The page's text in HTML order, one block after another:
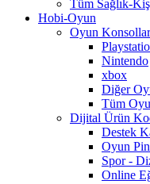
Tüm Sağlık-
Hobi-Oyun
Oyun
Nintendo
xbox
Diğer
Tüm
Dijital Ürün
Destek
Oyun
Spor -
Online